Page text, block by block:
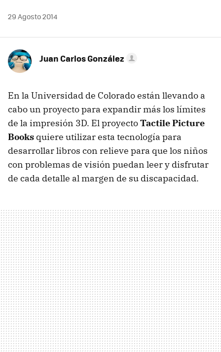
29 Agosto 2014
Juan Carlos González
En la Universidad de Colorado están llevando a
cabo un proyecto para expandir más los límites
de la impresión 3D. El proyectoTactile Picture
Books quiere utilizar esta tecnología para
desarrollar libros con relieve para que los niños
con problemas de visión puedan leer y disfrutar
de cada detalle al margen de su discapacidad.